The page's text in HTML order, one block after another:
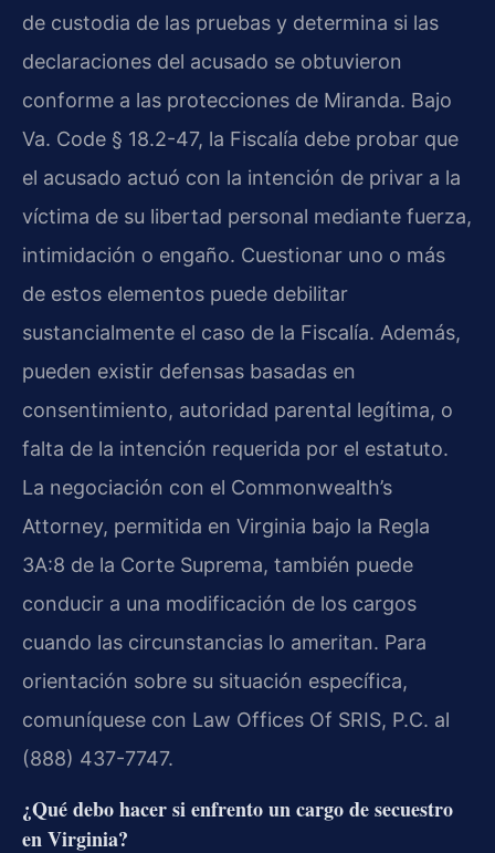
de custodia de las pruebas y determina si las
declaraciones del acusado se obtuvieron
conforme a las protecciones de Miranda. Bajo
Va. Code § 18.2-47, la Fiscalía debe probar que
el acusado actuó con la intención de privar a la
víctima de su libertad personal mediante fuerza,
intimidación o engaño. Cuestionar uno o más
de estos elementos puede debilitar
sustancialmente el caso de la Fiscalía. Además,
pueden existir defensas basadas en
consentimiento, autoridad parental legítima, o
falta de la intención requerida por el estatuto.
La negociación con el Commonwealth’s
Attorney, permitida en Virginia bajo la Regla
3A:8 de la Corte Suprema, también puede
conducir a una modificación de los cargos
cuando las circunstancias lo ameritan. Para
orientación sobre su situación específica,
comuníquese con Law Offices Of SRIS, P.C. al
(888) 437-7747.
¿Qué debo hacer si enfrento un cargo de secuestro
en Virginia?